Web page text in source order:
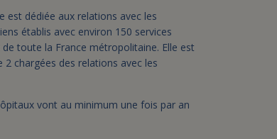
est dédiée aux relations avec les
établis avec environ 150 services
toute la France métropolitaine. Elle est
chargées des relations avec les
vont au minimum une fois par an